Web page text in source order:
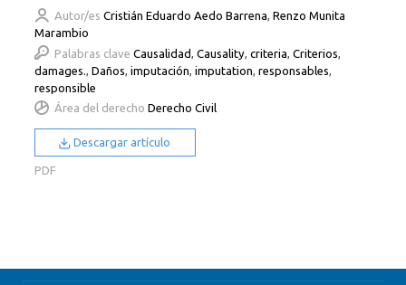
Autor/es Cristián Eduardo Aedo Barrena,Renzo Munita
Marambio
Palabras clave Causalidad ,Causality ,criteria ,Criterios
damages.
,Daños ,imputación ,imputation ,responsables
responsible
Área del derecho Derecho Civil
Descargar artículo
PDF